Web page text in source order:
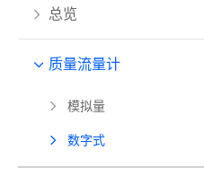
总览
质量流量计
模拟量
数字式